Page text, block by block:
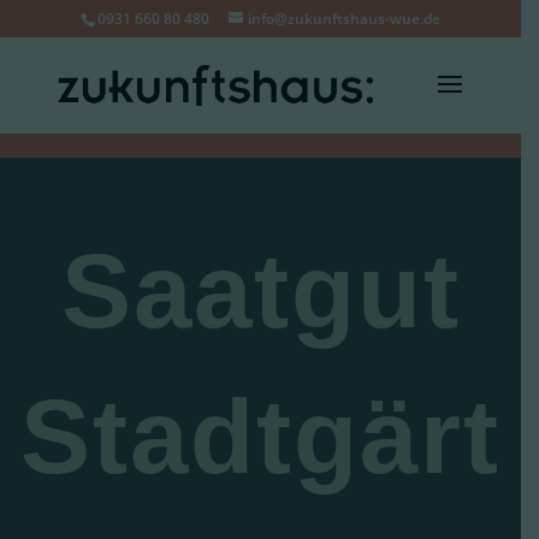
0931 660 80 480 info@zukunftshaus-wue.de
Saatgut
Stadtgärt